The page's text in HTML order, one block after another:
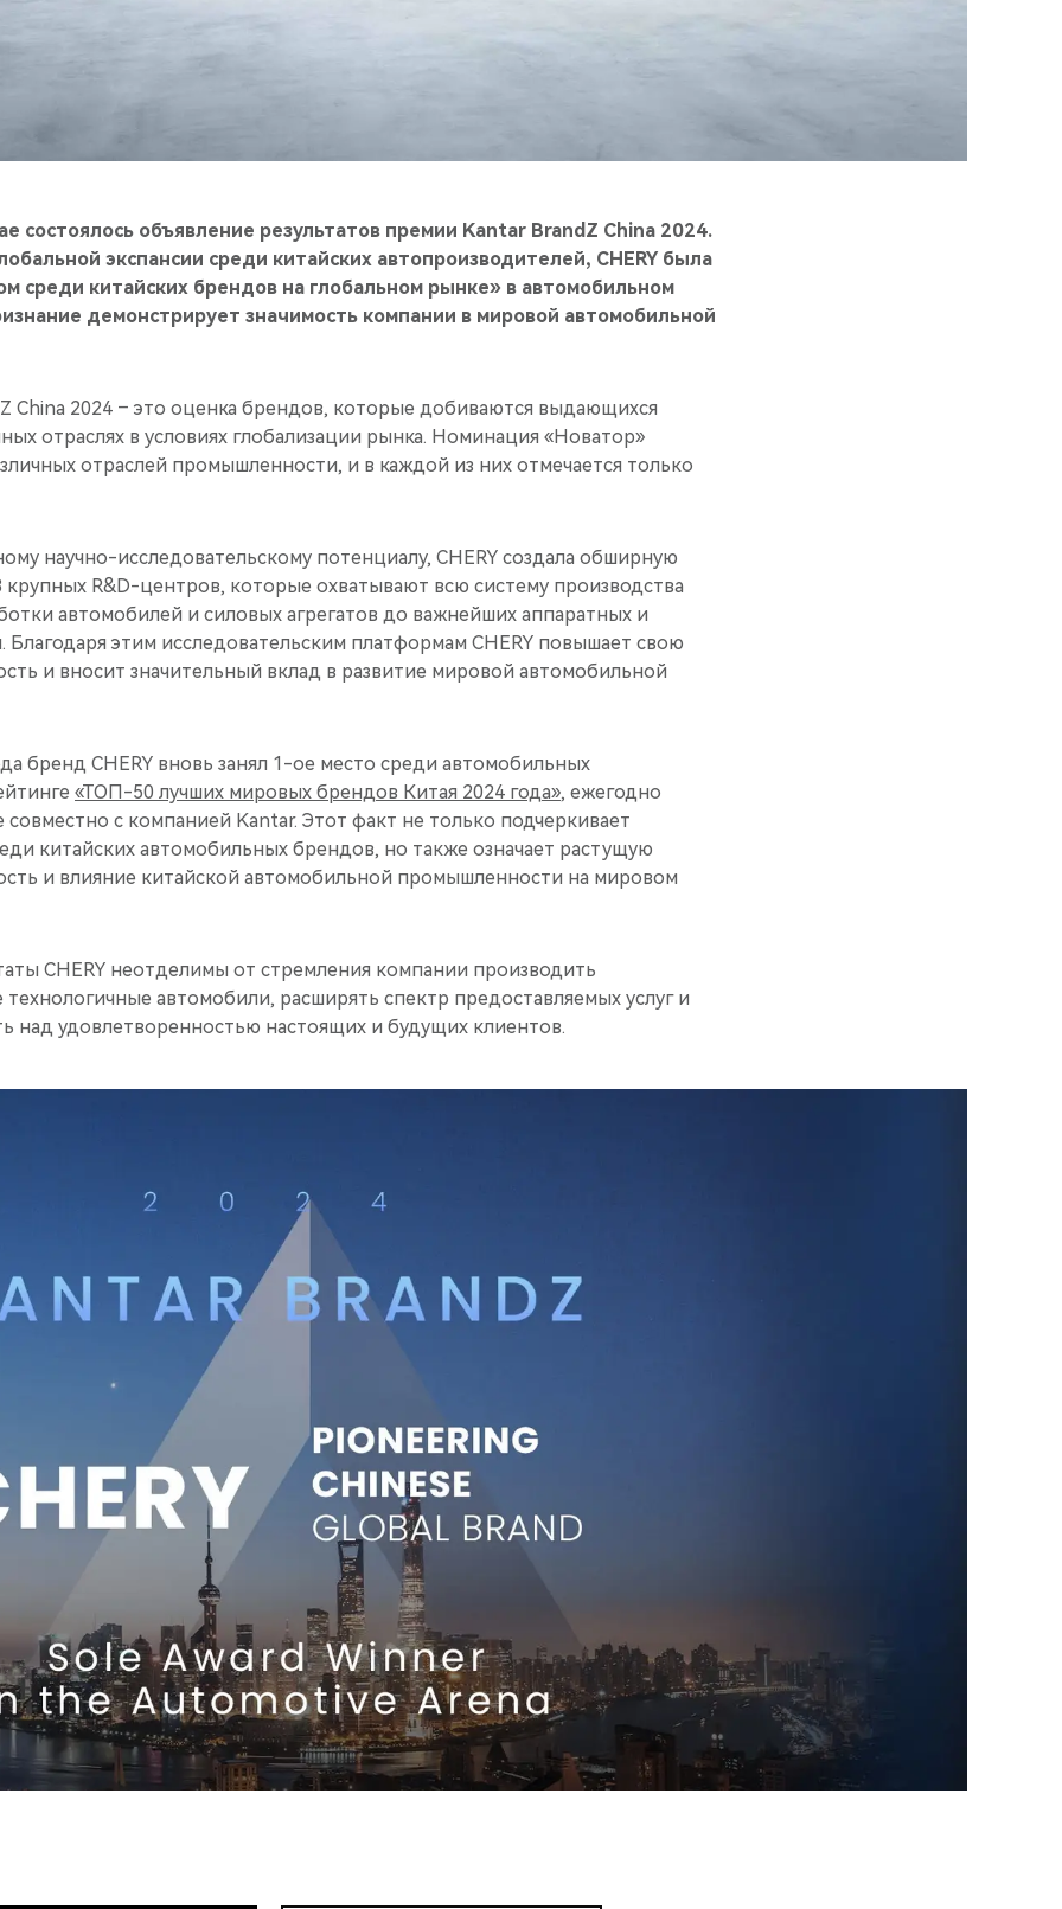
состоялось объявление результатов премии Kantar BrandZ China 2024.
экспансии среди китайских автопроизводителей, CHERY была
среди китайских брендов на глобальном рынке» в автомобильном
демонстрирует значимость компании в мировой автомобильной
China 2024 – это оценка брендов, которые добиваются выдающихся
отраслях в условиях глобализации рынка. Номинация «Новатор»
отраслей промышленности, и в каждой из них отмечается только
научно-исследовательскому потенциалу, CHERY создала обширную
крупных R&D-центров, которые охватывают всю систему производства
автомобилей и силовых агрегатов до важнейших аппаратных и
Благодаря этим исследовательским платформам CHERY повышает свою
и вносит значительный вклад в развитие мировой автомобильной
бренд CHERY вновь занял 1-ое место среди автомобильных
«ТОП-50 лучших мировых брендов Китая 2024 года», ежегодно
совместно с компанией Kantar. Этот факт не только подчеркивает
китайских автомобильных брендов, но также означает растущую
и влияние китайской автомобильной промышленности на мировом
CHERY неотделимы от стремления компании производить
автомобили, расширять спектр предоставляемых услуг и
над удовлетворенностью настоящих и будущих клиентов.